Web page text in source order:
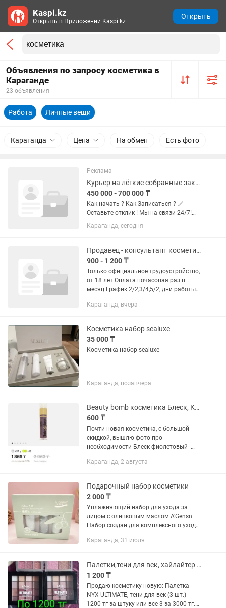
Объявления по запросу косметика в
Караганде
23 объявления
Работа Личные вещи
Караганда Цена На обмен Есть фото
Реклама
Курьер на лёгкие собранные заказы(Аптеки,документы,косметика,сладости 2 КГ)
450 000 - 700 000 ₸
Как начать ? Как Записаться ? ✅️
Оставьте отклик ! Мы на связи 24/7!
Условия и преимущества : 1️⃣Гибкий
график. 2️⃣Ежедневные акции и бонусы.
прогрессивная шкала...
Караганда, сегодня
Продавец - консультант косметики
900 - 1 200 ₸
Только официальное трудоустройство,
от 18 лет Оплата почасовая раз в
месяц График 2/2,3/4,5/2, дни работы
администратором Основные задачи
Караганда, вчера
Косметика набор sealuxe
35 000 ₸
Косметика набор sealuxe
Караганда, позавчера
Beauty bomb косметика Блеск, Консилер
600 ₸
Почти новая косметика, с большой
скидкой, вышлю фото про
необходимости Блеск фиолетовый -
голубой - 850 Консилер - 600 Маска для
Караганда, 2 августа
Подарочный набор косметики
2 000 ₸
Увлажняющий набор для ухода за
лицом с оливковым маслом A’Gensn
Набор создан для комплексного ухода
маслом способствует глубокому
поддержанию...
Караганда, 31 июля
Палетки,тени для век, хайлайтер и румяна. Косметику продаю
1 200 ₸
Продаю косметику новую: Палетка
NYX ULTIMATE, тени для век (3 шт.) -
1200 тг за штуку или все 3 за 3000 тг.
Kaspi.kz
Открыть в Приложении Kaspi.kz
Открыть